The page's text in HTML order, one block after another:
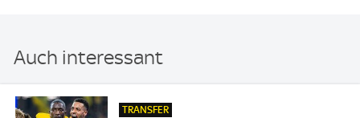
Auch interessant
TRANSFER